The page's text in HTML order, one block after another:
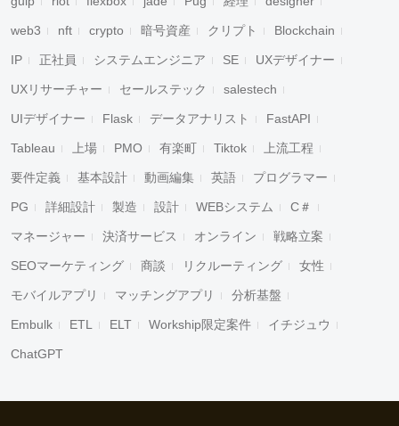
web3 nft crypto 暗号資産 クリプト Blockchain
IP 正社員 システムエンジニア SE UXデザイナー
UXリサーチャー セールステック salestech
UIデザイナー Flask データアナリスト FastAPI
Tableau 上場 PMO 有楽町 Tiktok 上流工程
要件定義 基本設計 動画編集 英語 プログラマー
PG 詳細設計 製造 設計 WEBシステム C＃
マネージャー 決済サービス オンライン 戦略立案
SEOマーケティング 商談 リクルーティング 女性
モバイルアプリ マッチングアプリ 分析基盤
Embulk ETL ELT Workship限定案件 イチジュウ
ChatGPT